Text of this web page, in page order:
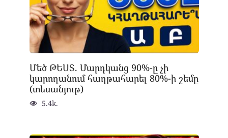
Մեծ ԹԵՍՏ. Մարդկանց 90%-ը չի
կարողանում հաղթահարել 80%-ի շեմը
(տեսանյութ)
5.4k.